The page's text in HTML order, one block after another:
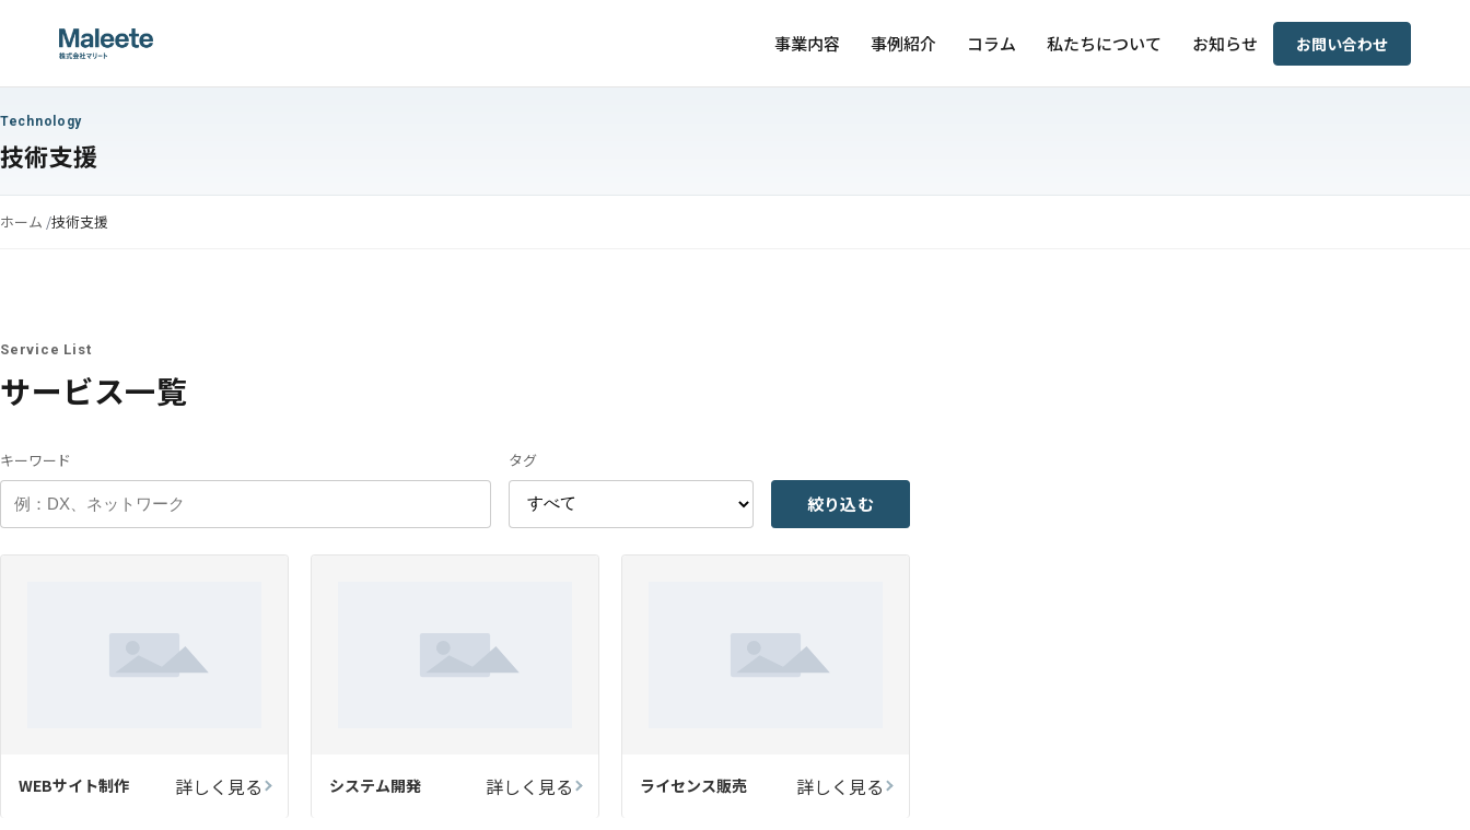
事業内容 事例紹介 コラム 私たちについて お知らせ お問い合わせ
Technology
技術支援
ホーム /技術支援
Service List
サービス一覧
キーワード タグ
絞り込む
WEBサイト制作 詳しく見る システム開発 詳しく見る ライセンス販売 詳しく見る